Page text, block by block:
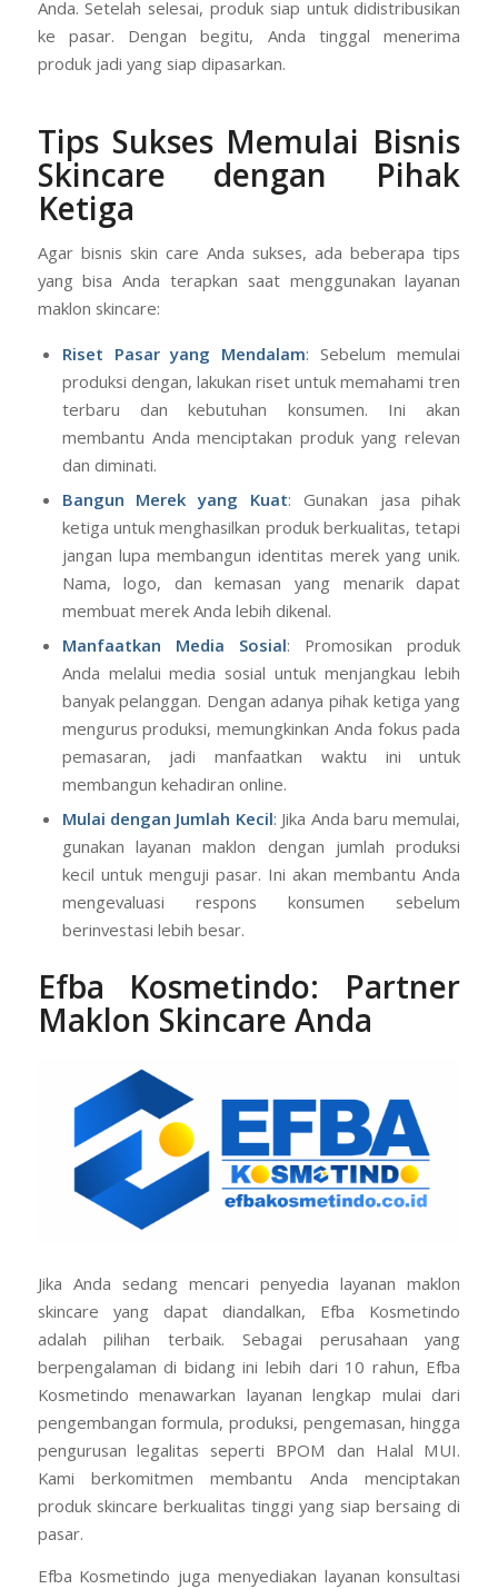
Anda. Setelah selesai, produk siap untuk didistribusikan
ke pasar. Dengan begitu, Anda tinggal menerima
produk jadi yang siap dipasarkan.
Tips Sukses Memulai Bisnis
Skincare dengan Pihak
Ketiga
Agar bisnis skin care Anda sukses, ada beberapa tips
yang bisa Anda terapkan saat menggunakan layanan
maklon skincare:
Riset Pasar yang Mendalam: Sebelum memulai
produksi dengan, lakukan riset untuk memahami tren
terbaru dan kebutuhan konsumen. Ini akan
membantu Anda menciptakan produk yang relevan
dan diminati.
Bangun Merek yang Kuat: Gunakan jasa pihak
ketiga untuk menghasilkan produk berkualitas, tetapi
jangan lupa membangun identitas merek yang unik.
Nama, logo, dan kemasan yang menarik dapat
membuat merek Anda lebih dikenal.
Manfaatkan Media Sosial: Promosikan produk
Anda melalui media sosial untuk menjangkau lebih
banyak pelanggan. Dengan adanya pihak ketiga yang
mengurus produksi, memungkinkan Anda fokus pada
pemasaran, jadi manfaatkan waktu ini untuk
membangun kehadiran online.
Mulai dengan Jumlah Kecil: Jika Anda baru memulai,
gunakan layanan maklon dengan jumlah produksi
kecil untuk menguji pasar. Ini akan membantu Anda
mengevaluasi respons konsumen sebelum
berinvestasi lebih besar.
Efba Kosmetindo: Partner
Maklon Skincare Anda
Jika Anda sedang mencari penyedia layanan maklon
skincare yang dapat diandalkan, Efba Kosmetindo
adalah pilihan terbaik. Sebagai perusahaan yang
berpengalaman di bidang ini lebih dari 10 rahun, Efba
Kosmetindo menawarkan layanan lengkap mulai dari
pengembangan formula, produksi, pengemasan, hingga
pengurusan legalitas seperti BPOM dan Halal MUI.
Kami berkomitmen membantu Anda menciptakan
produk skincare berkualitas tinggi yang siap bersaing di
pasar.
Efba Kosmetindo juga menyediakan layanan konsultasi